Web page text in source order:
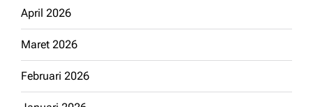
April 2026
Maret 2026
Februari 2026